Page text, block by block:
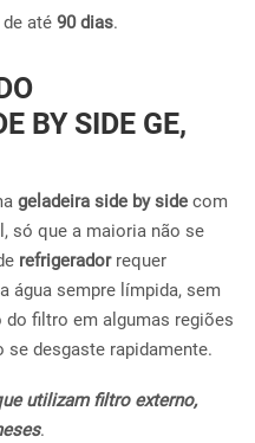
até 90 dias.
BY SIDE GE,
geladeira side by side com
só que a maioria não se
refrigeradorrequer
água sempre límpida, sem
do filtro em algumas regiões
desgaste rapidamente.
utilizam filtro externo,
.